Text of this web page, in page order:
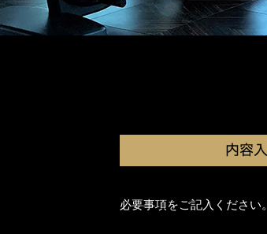
必要事項をご記入ください。